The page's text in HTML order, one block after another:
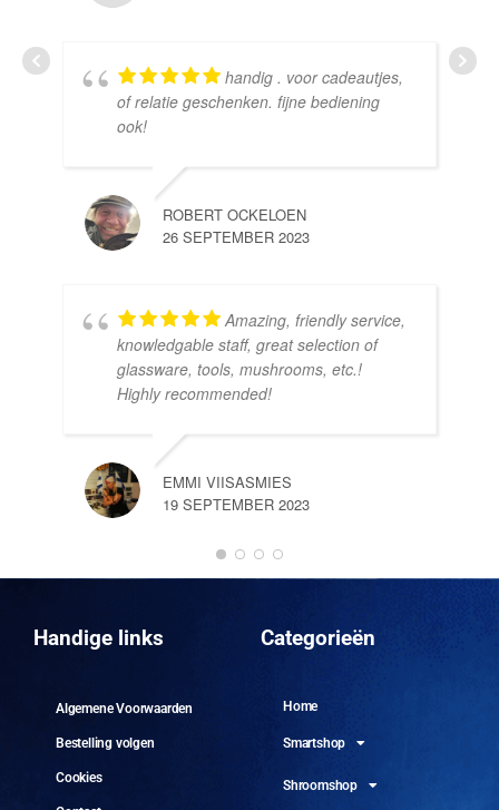
handig . voor cadeautjes,
of relatie geschenken. fijne bediening
ook!
ROBERT OCKELOEN
26 SEPTEMBER 2023
Amazing, friendly service,
knowledgable staff, great selection of
glassware, tools, mushrooms, etc.!
Highly recommended!
EMMI VIISASMIES
19 SEPTEMBER 2023
Handige links
Algemene Voorwaarden
Bestelling volgen
Cookies
Categorieën
Home
Smartshop
Shroomshop